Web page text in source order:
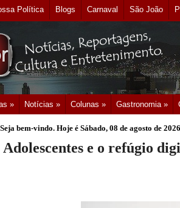
Política Blogs Carnaval São João
» Notícias » Colunas » Gastronomia »
Seja bem-vindo. Hoje é Sábado, 08 de agosto de 2026
Adolescentes e o refúgio